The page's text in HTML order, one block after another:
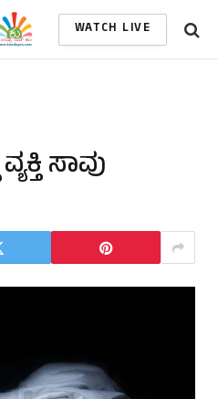
WATCH LIVE
ಸಾವು